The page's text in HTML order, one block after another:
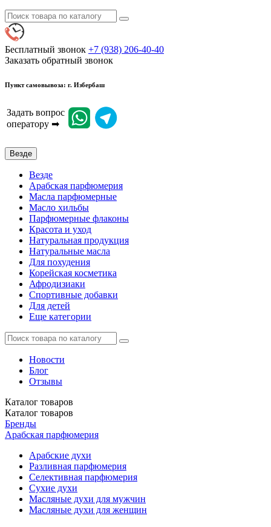
Бесплатный звонок +7 (938) 206-40-40
Заказать обратный звонок
Пункт самовывоза: г. Избербаш
Задать вопрос
оператору ➡
Везде
Везде
Арабская парфюмерия
Масла парфюмерные
Масло хильбы
Парфюмерные флаконы
Красота и уход
Натуральная продукция
Натуральные масла
Для похудения
Корейская косметика
Афродизиаки
Спортивные добавки
Для детей
Еще категории
Новости
Блог
Отзывы
Каталог товаров
Каталог товаров
Бренды
Арабская парфюмерия
Арабские духи
Разливная парфюмерия
Селективная парфюмерия
Сухие духи
Масляные духи для мужчин
Масляные духи для женщин